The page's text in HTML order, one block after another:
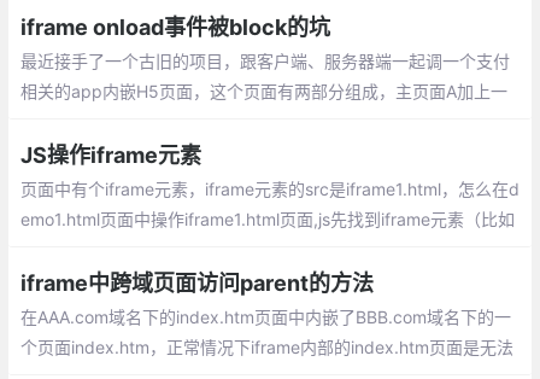
iframe onload事件被block的坑
最近接手了一个古旧的项目，跟客户端、服务器端一起调一个支付
相关的app内嵌H5页面，这个页面有两部分组成，主页面A加上一
个页面之间的交互采用postMessage+hashChange
JS操作iframe元素
页面中有个iframe元素，iframe元素的src是iframe1.html，怎么在d
emo1.html页面中操作iframe1.html页面,js先找到iframe元素（比如
ml这个页面的window
iframe中跨域页面访问parent的方法
在AAA.com域名下的index.htm页面中内嵌了BBB.com域名下的一
个页面index.htm，正常情况下iframe内部的index.htm页面是无法